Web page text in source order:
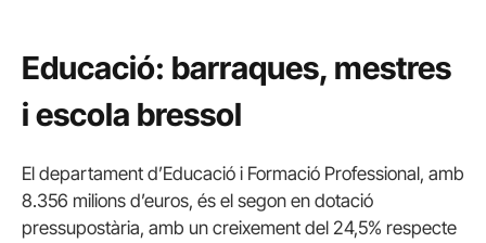
Educació: barraques, mestres
i escola bressol
El departament d’Educació i Formació Professional, amb
8.356 milions d’euros, és el segon en dotació
pressupostària, amb un creixement del 24,5% respecte